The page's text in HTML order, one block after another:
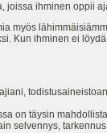
joissa ihminen oppii
myös
Kun ihminen ei
on täysin
selvennys,